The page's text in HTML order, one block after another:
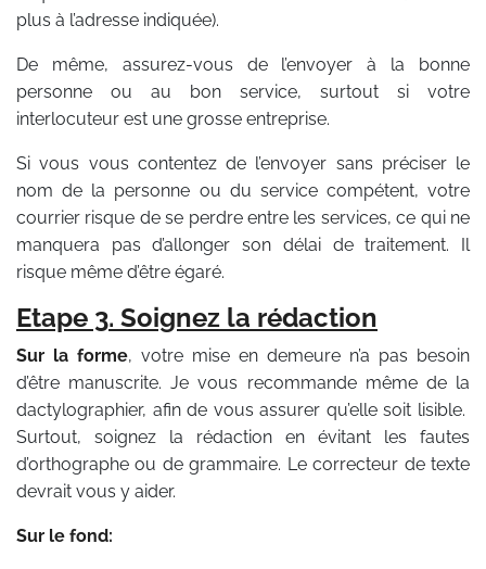
plus à l’adresse indiquée).
De même, assurez-vous de l’envoyer à la bonne
personne ou au bon service, surtout si votre
interlocuteur est une grosse entreprise.
Si vous vous contentez de l’envoyer sans préciser le
nom de la personne ou du service compétent, votre
courrier risque de se perdre entre les services, ce qui ne
manquera pas d’allonger son délai de traitement. Il
risque même d’être égaré.
Etape 3. Soignez la rédaction
Sur la forme, votre mise en demeure n’a pas besoin
d’être manuscrite. Je vous recommande même de la
dactylographier, afin de vous assurer qu’elle soit lisible.
Surtout, soignez la rédaction en évitant les fautes
d’orthographe ou de grammaire. Le correcteur de texte
devrait vous y aider.
Sur le fond: